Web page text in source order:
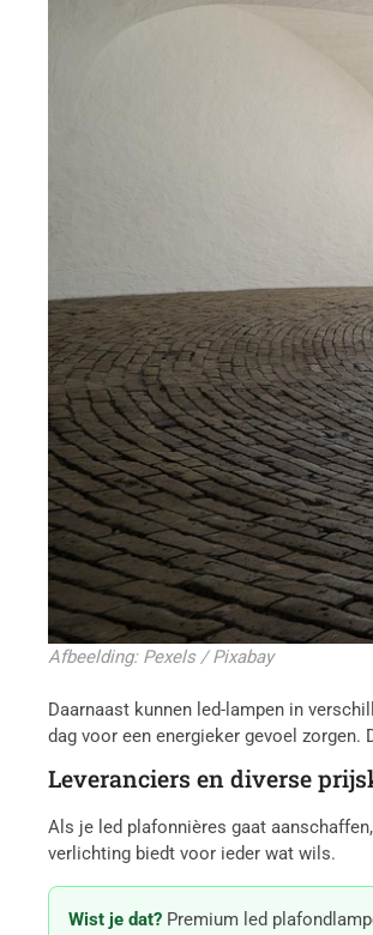
Afbeelding: Pexels / Pixabay
Daarnaast kunnen led-lampen in
dag voor een energieker gevoel
Leveranciers en diverse
Als je led plafonnières gaat
verlichting biedt voor ieder wat wils.
Wist je dat? Premium led